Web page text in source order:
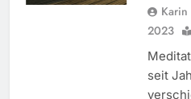
Karin
2023
seit